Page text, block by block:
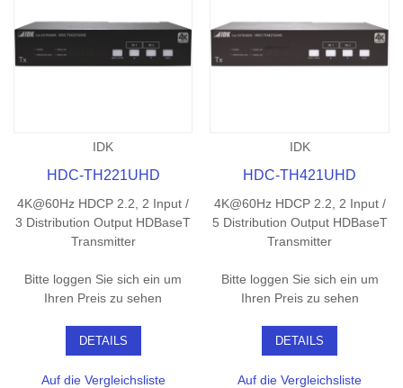
IDK
HDC-TH221UHD
4K@60Hz HDCP 2.2, 2 Input /
3 Distribution Output HDBaseT
Transmitter
Bitte loggen Sie sich ein um
Ihren Preis zu sehen
DETAILS
Auf die Vergleichsliste
IDK
HDC-TH421UHD
4K@60Hz HDCP 2.2, 2 Input /
5 Distribution Output HDBaseT
Transmitter
Bitte loggen Sie sich ein um
Ihren Preis zu sehen
DETAILS
Auf die Vergleichsliste